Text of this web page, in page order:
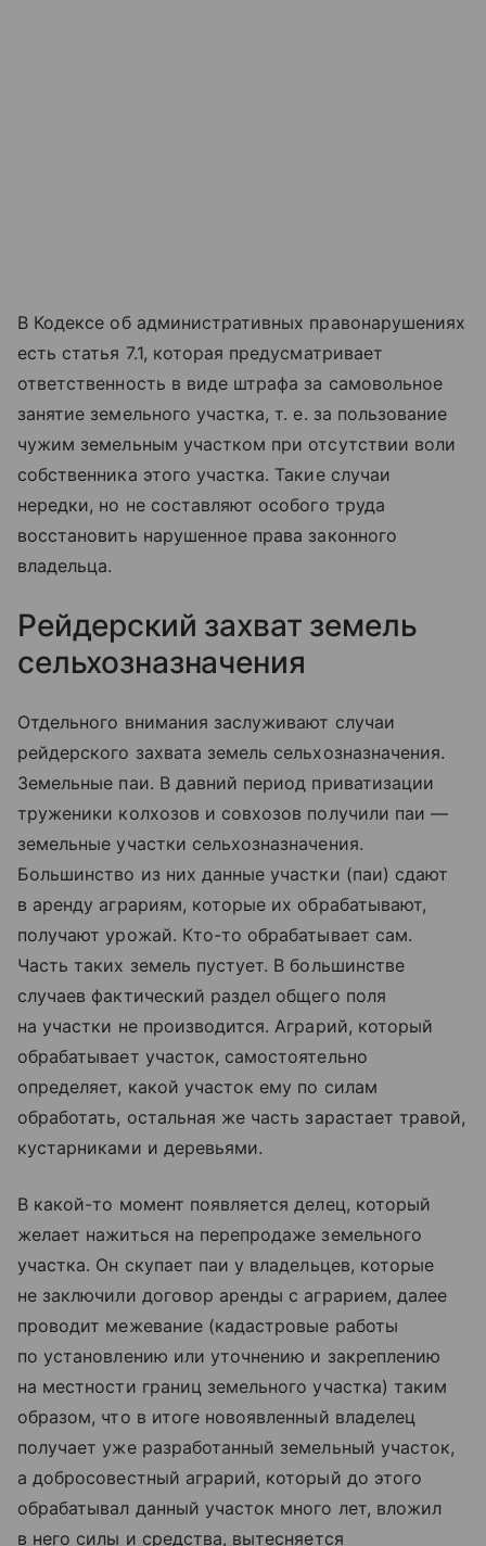
В Кодексе об административных правонарушениях
есть статья 7.1, которая предусматривает
ответственность в виде штрафа за самовольное
занятие земельного участка, т. е. за пользование
чужим земельным участком при отсутствии воли
собственника этого участка. Такие случаи
нередки, но не составляют особого труда
восстановить нарушенное права законного
владельца.
Рейдерский захват земель
сельхозназначения
Отдельного внимания заслуживают случаи
рейдерского захвата земель сельхозназначения.
Земельные паи. В давний период приватизации
труженики колхозов и совхозов получили паи —
земельные участки сельхозназначения.
Большинство из них данные участки (паи) сдают
в аренду аграриям, которые их обрабатывают,
получают урожай. Кто-то обрабатывает сам.
Часть таких земель пустует. В большинстве
случаев фактический раздел общего поля
на участки не производится. Аграрий, который
обрабатывает участок, самостоятельно
определяет, какой участок ему по силам
обработать, остальная же часть зарастает травой,
кустарниками и деревьями.
В какой-то момент появляется делец, который
желает нажиться на перепродаже земельного
участка. Он скупает паи у владельцев, которые
не заключили договор аренды с аграрием, далее
проводит межевание (кадастровые работы
по установлению или уточнению и закреплению
на местности границ земельного участка) таким
образом, что в итоге новоявленный владелец
получает уже разработанный земельный участок,
а добросовестный аграрий, который до этого
обрабатывал данный участок много лет, вложил
в него силы и средства, вытесняется